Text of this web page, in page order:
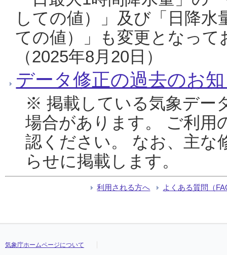
しての値）」及び「日降
ての値）」も変更となっ
（2025年8月20日）
データ修正の過去のお
※ 掲載している気象デー
場合があります。 ご利用
認ください。 なお、主な
らせに掲載します。
利用される方へ よくある質問（
気象庁ホームページについて